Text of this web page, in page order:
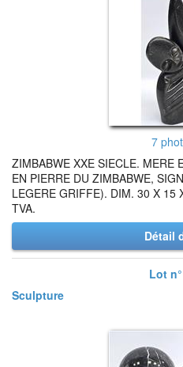
7
ZIMBABWE XXE SIECLE. MERE
EN PIERRE DU ZIMBABWE,
LEGERE GRIFFE). DIM. 30 X 15
TVA.
Détail
Lot
Sculpture